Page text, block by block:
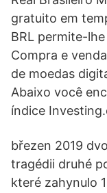
gratuito em
BRL permite-
Compra e
de moedas
Abaixo você
índice
březen 2019
tragédii druhé
které zahynulo